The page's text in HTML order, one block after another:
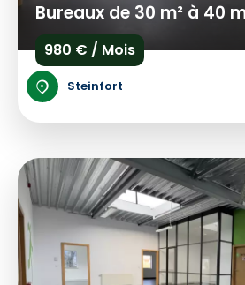
Bureaux de 30 m² à 40
980 € / Mois
Steinfort